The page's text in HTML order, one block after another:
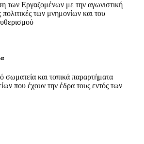
Εργαζομένων με την αγωνιστική
πολιτικές των μνημονίων και του
σωματεία και τοπικά παραρτήματα
που έχουν την έδρα τους εντός των